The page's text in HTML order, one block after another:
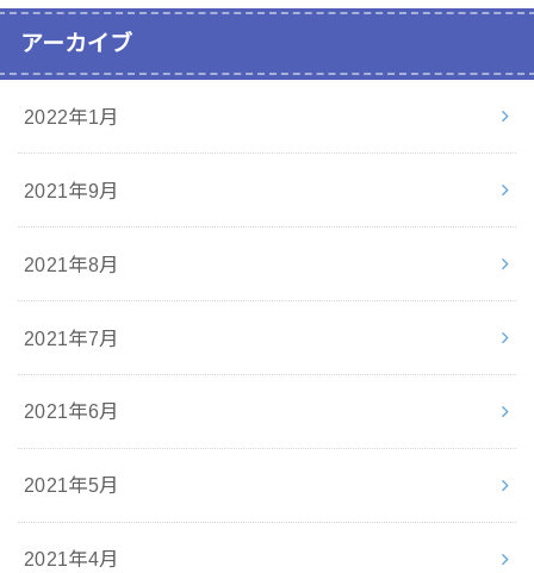
アーカイブ
2022年1月
2021年9月
2021年8月
2021年7月
2021年6月
2021年5月
2021年4月